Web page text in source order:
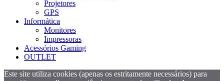
Projetores
GPS
Informática
Monitores
Impressoras
Acessórios Gaming
OUTLET
Este site utiliza cookies (apenas os estritamente necessários) para